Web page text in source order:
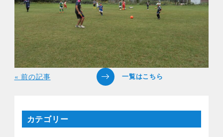
« 前の記事
カテゴリー